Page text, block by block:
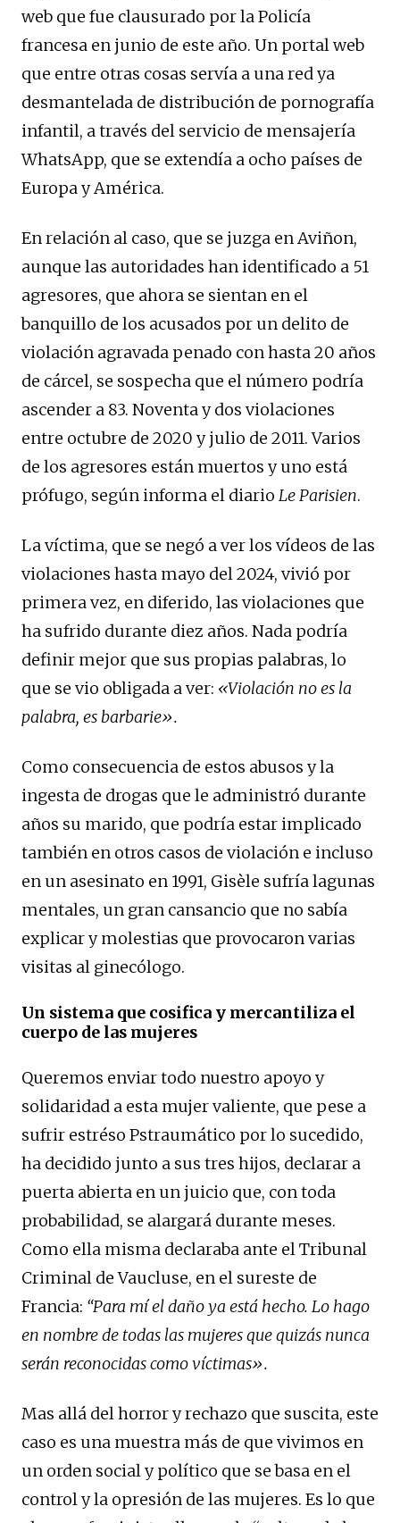
web que fue clausurado por la Policía
francesa en junio de este año. Un portal web
que entre otras cosas servía a una red ya
desmantelada de distribución de pornografía
infantil, a través del servicio de mensajería
WhatsApp, que se extendía a ocho países de
Europa y América.
En relación al caso, que se juzga en Aviñon,
aunque las autoridades han identificado a 51
agresores, que ahora se sientan en el
banquillo de los acusados por un delito de
violación agravada penado con hasta 20 años
de cárcel, se sospecha que el número podría
ascender a 83. Noventa y dos violaciones
entre octubre de 2020 y julio de 2011. Varios
de los agresores están muertos y uno está
prófugo, según informa el diario Le Parisien.
La víctima, que se negó a ver los vídeos de las
violaciones hasta mayo del 2024, vivió por
primera vez, en diferido, las violaciones que
ha sufrido durante diez años. Nada podría
definir mejor que sus propias palabras, lo
que se vio obligada a ver: «Violación no es la
palabra, es barbarie».
Como consecuencia de estos abusos y la
ingesta de drogas que le administró durante
años su marido, que podría estar implicado
también en otros casos de violación e incluso
en un asesinato en 1991, Gisèle sufría lagunas
mentales, un gran cansancio que no sabía
explicar y molestias que provocaron varias
visitas al ginecólogo.
Un sistema que cosifica y mercantiliza el
cuerpo de las mujeres
Queremos enviar todo nuestro apoyo y
solidaridad a esta mujer valiente, que pese a
sufrir estréso Pstraumático por lo sucedido,
ha decidido junto a sus tres hijos, declarar a
puerta abierta en un juicio que, con toda
probabilidad, se alargará durante meses.
Como ella misma declaraba ante el Tribunal
Criminal de Vaucluse, en el sureste de
Francia: “Para mí el daño ya está hecho. Lo hago
en nombre de todas las mujeres que quizás nunca
serán reconocidas como víctimas».
Mas allá del horror y rechazo que suscita, este
caso es una muestra más de que vivimos en
un orden social y político que se basa en el
control y la opresión de las mujeres. Es lo que